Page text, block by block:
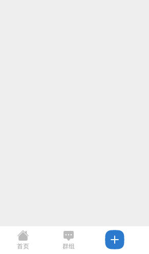
首页 群组